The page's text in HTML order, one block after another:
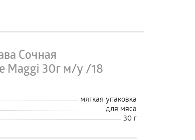
Сочная
Maggi 30г м/у /18
мягкая упаковка
для мяса
30 г